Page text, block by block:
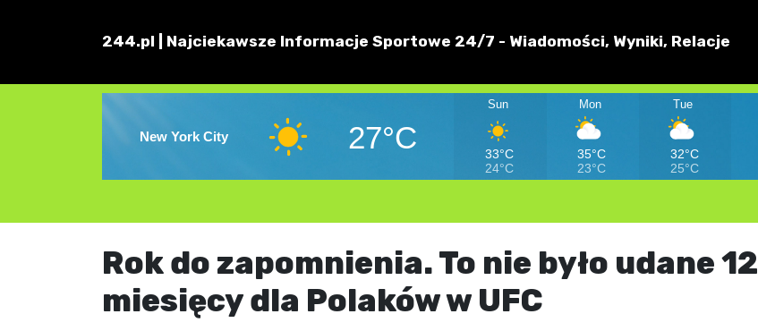
244.pl | Najciekawsze Informacje Sportowe 24/7 - Wiadomości, Wyniki, Relacje
New York City 27°C
Sun
33°C
24°C
Mon
35°C
23°C
Tue
32°C
25°C
Rok do zapomnienia. To nie było udane 12
miesięcy dla Polaków w UFC